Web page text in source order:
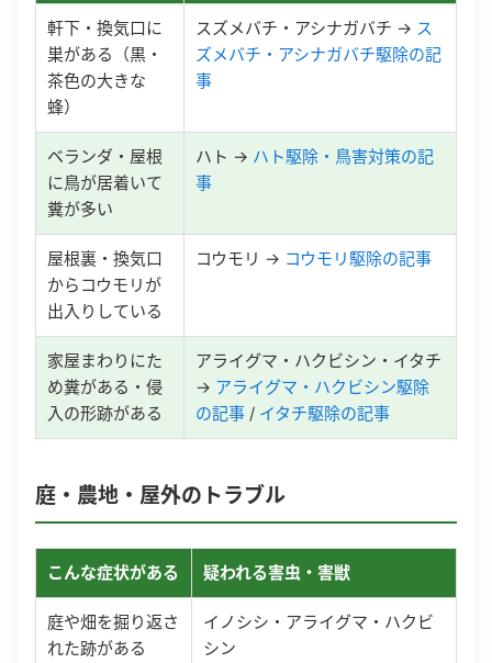
軒下・換気口に
巣がある（黒・
茶色の大きな
蜂）
スズメバチ・アシナガバチ → ス
ズメバチ・アシナガバチ駆除の記
事
ベランダ・屋根
に鳥が居着いて
糞が多い
ハト → ハト駆除・鳥害対策の記
事
屋根裏・換気口
からコウモリが
出入りしている
コウモリ → コウモリ駆除の記事
家屋まわりにた
め糞がある・侵
入の形跡がある
アライグマ・ハクビシン・イタチ
→ アライグマ・ハクビシン駆除
の記事 / イタチ駆除の記事
庭・農地・屋外のトラブル
こんな症状がある 疑われる害虫・害獣
庭や畑を掘り返さ
れた跡がある
イノシシ・アライグマ・ハクビ
シン